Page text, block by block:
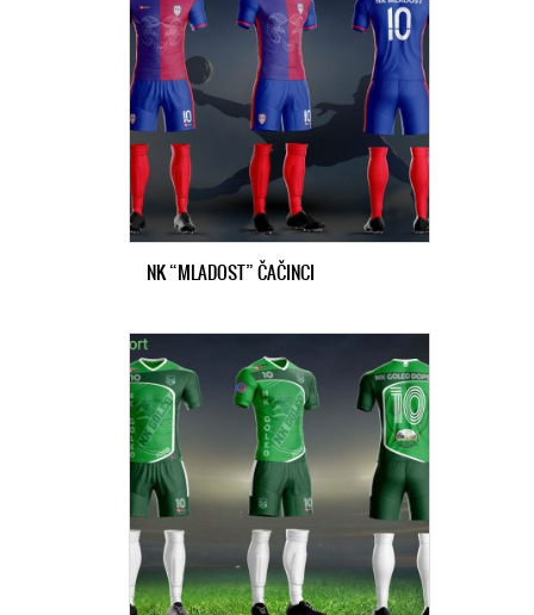
NK “MLADOST” ČAČINCI